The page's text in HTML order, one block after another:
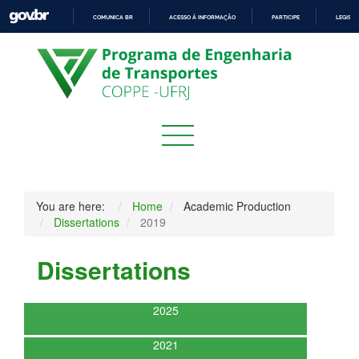
PARA
O
CONTEÚDO
COMUNICA BR ACESSO À INFORMAÇÃO PARTICIPE
You are here: Home
Academic Production
Dissertations
2019
Dissertations
2025
2021